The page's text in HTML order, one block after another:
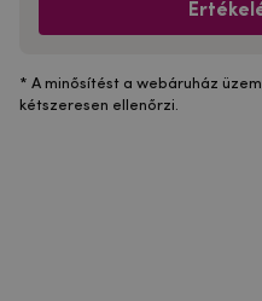
* A minősítést a webáruház
kétszeresen ellenőrzi.